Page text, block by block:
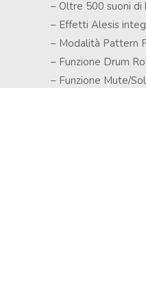
– Oltre 500 suoni di
– Effetti Alesis
– Modalità Pattern
– Funzione Drum
– Funzione Mute/
Copyright © 2024
proprietari. Nomi e
costruttori.